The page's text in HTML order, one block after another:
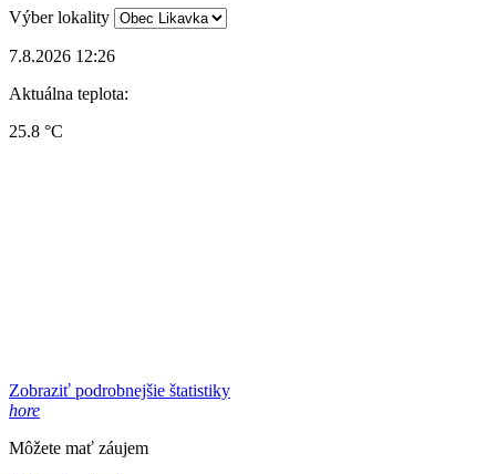
Výber lokality
7.8.2026 12:26
Aktuálna teplota:
25.8 °C
Zobraziť podrobnejšie štatistiky
hore
Môžete mať záujem